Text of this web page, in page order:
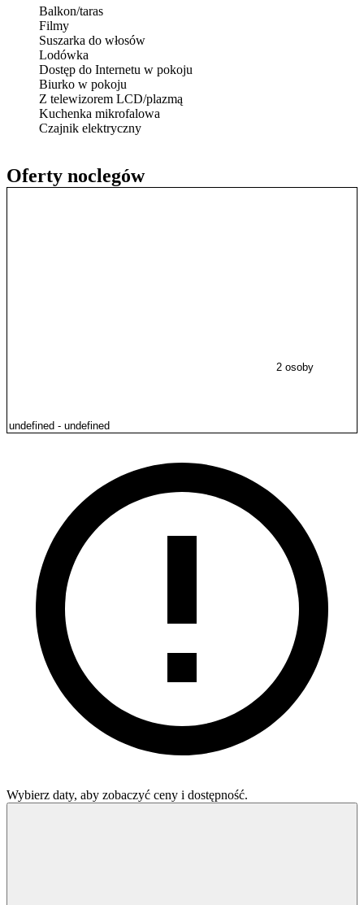
Oferty noclegów
2 osoby
Wybierz daty, aby zobaczyć ceny i dostępność.
Balkon/taras
Filmy
Suszarka do włosów
Lodówka
Dostęp do Internetu w pokoju
Biurko w pokoju
Z telewizorem LCD/plazmą
Kuchenka mikrofalowa
Czajnik elektryczny